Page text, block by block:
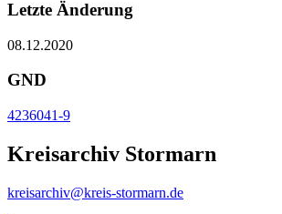
Letzte Änderung
08.12.2020
GND
4236041-9
Kreisarchiv Stormarn
kreisarchiv@kreis-stormarn.de